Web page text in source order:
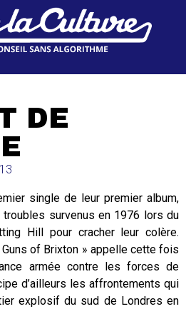
DE
single de leur premier album,
troubles survenus en 1976 lors du
Hill pour cracher leur colère.
Guns of Brixton » appelle cette fois
armée contre les forces de
d’ailleurs les affrontements qui
explosif du sud de Londres en